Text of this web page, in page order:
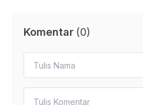
Komentar (0)